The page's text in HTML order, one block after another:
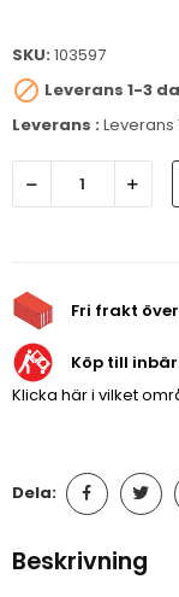
SKU: 103597
 Leverans 1-3
Leverans :
Fri frakt
Köp till
Klicka här i vilket
Dela:
Beskrivning